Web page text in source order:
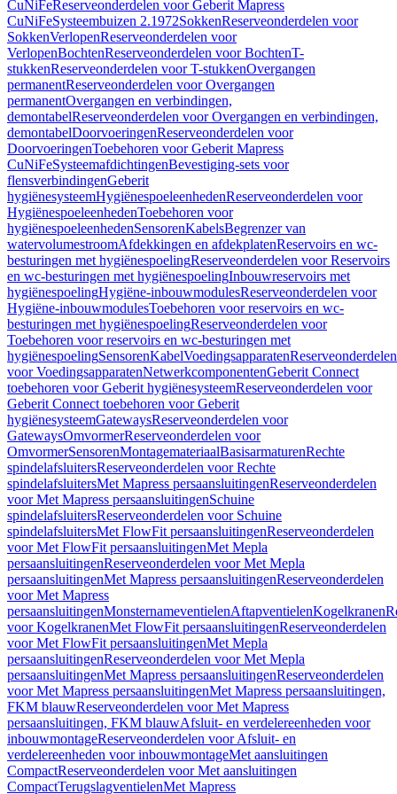
CuNiFeReserveonderdelen voor Geberit Mapress
CuNiFeSysteembuizen 2.1972SokkenReserveonderdelen voor
SokkenVerlopenReserveonderdelen voor
VerlopenBochtenReserveonderdelen voor BochtenT-
stukkenReserveonderdelen voor T-stukkenOvergangen
permanentReserveonderdelen voor Overgangen
permanentOvergangen en verbindingen,
demontabelReserveonderdelen voor Overgangen en verbindingen,
demontabelDoorvoeringenReserveonderdelen voor
DoorvoeringenToebehoren voor Geberit Mapress
CuNiFeSysteemafdichtingenBevestiging-sets voor
flensverbindingenGeberit
hygiënesysteemHygiënespoeleenhedenReserveonderdelen voor
HygiënespoeleenhedenToebehoren voor
hygiënespoeleenhedenSensorenKabelsBegrenzer van
watervolumestroomAfdekkingen en afdekplatenReservoirs en wc-
besturingen met hygiënespoelingReserveonderdelen voor Reservoirs
en wc-besturingen met hygiënespoelingInbouwreservoirs met
hygiënespoelingHygiëne-inbouwmodulesReserveonderdelen voor
Hygiëne-inbouwmodulesToebehoren voor reservoirs en wc-
besturingen met hygiënespoelingReserveonderdelen voor
Toebehoren voor reservoirs en wc-besturingen met
hygiënespoelingSensorenKabelVoedingsapparatenReserveonderdelen
voor VoedingsapparatenNetwerkcomponentenGeberit Connect
toebehoren voor Geberit hygiënesysteemReserveonderdelen voor
Geberit Connect toebehoren voor Geberit
hygiënesysteemGatewaysReserveonderdelen voor
GatewaysOmvormerReserveonderdelen voor
OmvormerSensorenMontagemateriaalBasisarmaturenRechte
spindelafsluitersReserveonderdelen voor Rechte
spindelafsluitersMet Mapress persaansluitingenReserveonderdelen
voor Met Mapress persaansluitingenSchuine
spindelafsluitersReserveonderdelen voor Schuine
spindelafsluitersMet FlowFit persaansluitingenReserveonderdelen
voor Met FlowFit persaansluitingenMet Mepla
persaansluitingenReserveonderdelen voor Met Mepla
persaansluitingenMet Mapress persaansluitingenReserveonderdelen
voor Met Mapress
persaansluitingenMonsternameventielenAftapventielenKogelkranen
voor KogelkranenMet FlowFit persaansluitingenReserveonderdelen
voor Met FlowFit persaansluitingenMet Mepla
persaansluitingenReserveonderdelen voor Met Mepla
persaansluitingenMet Mapress persaansluitingenReserveonderdelen
voor Met Mapress persaansluitingenMet Mapress persaansluitingen,
FKM blauwReserveonderdelen voor Met Mapress
persaansluitingen, FKM blauwAfsluit- en verdelereenheden voor
inbouwmontageReserveonderdelen voor Afsluit- en
verdelereenheden voor inbouwmontageMet aansluitingen
CompactReserveonderdelen voor Met aansluitingen
CompactTerugslagventielenMet Mapress